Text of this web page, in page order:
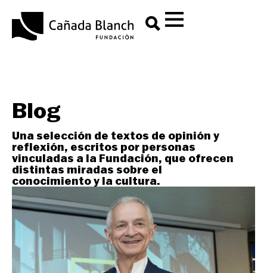
Blog
Una selección de textos de opinión y
reflexión, escritos por personas
vinculadas a la Fundación, que ofrecen
distintas miradas sobre el
conocimiento y la cultura.